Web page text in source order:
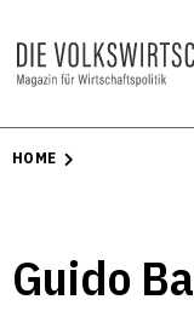
HOME
Guido